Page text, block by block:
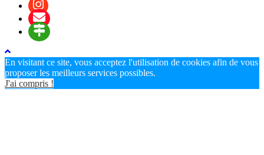
En visitant ce site, vous acceptez l'utilisation de cookies afin de vous
proposer les meilleurs services possibles.
J'ai compris !